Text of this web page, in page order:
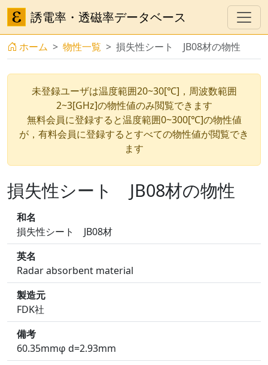
誘電率・透磁率データベース
ホーム 物性一覧 損失性シート JB08材の物性
未登録ユーザは温度範囲20~30[℃]，周波数範囲
2~3[GHz]の物性値のみ閲覧できます
無料会員に登録すると温度範囲0~300[℃]の物性値
が，有料会員に登録するとすべての物性値が閲覧でき
ます
損失性シート JB08材の物性
和名
損失性シート JB08材
英名
Radar absorbent material
製造元
FDK社
備考
60.35mmφ d=2.93mm